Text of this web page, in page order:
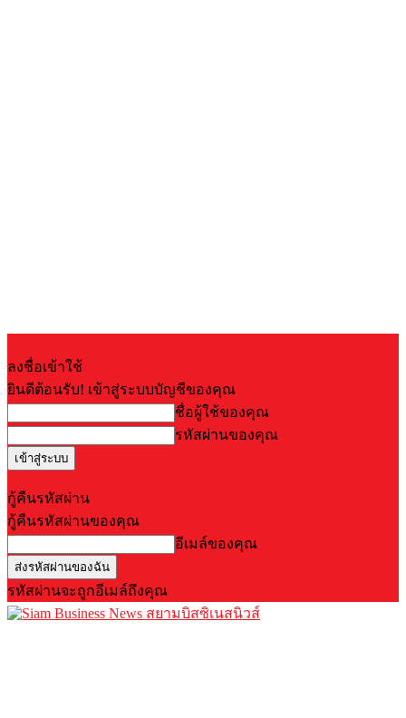
ลงชื่อเข้าใช้
ยินดีต้อนรับ! เข้าสู่ระบบบัญชีของคุณ
ชื่อผู้ใช้ของคุณ
รหัสผ่านของคุณ
กู้คืนรหัสผ่าน
กู้คืนรหัสผ่านของคุณ
อีเมล์ของคุณ
รหัสผ่านจะถูกอีเมล์ถึงคุณ
สยามบิสซิเนสนิวส์